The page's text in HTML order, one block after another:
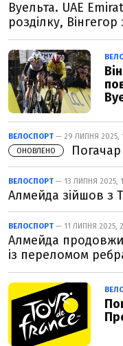
Вуельта. UAE
розділку,
ВЕЛОСПОРТ — 29 ЛИПНЯ 2025,
ОНОВЛЕНО
ВЕЛОСПОРТ — 13 ЛИПНЯ 2025,
Алмейда зійшов з
ВЕЛОСПОРТ — 11 ЛИПНЯ 2025,
Алмейда
із переломом